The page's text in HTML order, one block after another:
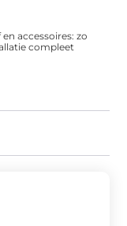
accessoires: zo
compleet